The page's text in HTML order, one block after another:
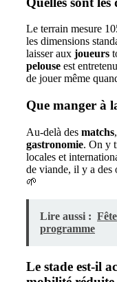
Le terrain mesure
les dimensions
laisser aux joueurs
pelouse est
de jouer même
Que manger à
Au-delà des matchs
gastronomie. On y
locales et
de viande, il y a des
🌱
Lire aussi :
programme
Le stade est-il